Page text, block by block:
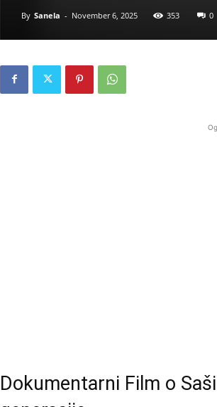
By Sanela - November 6, 2025 353 0
Dokumentarni Film o